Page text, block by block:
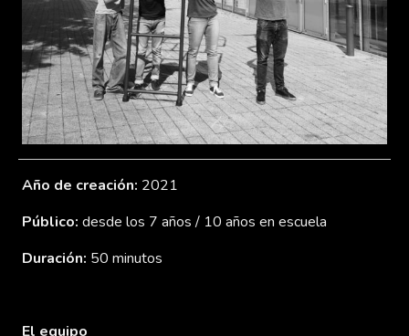
Año de creación: 2021
Público: desde los 7 años / 10 años en escuela
Duración: 50 minutos
El equipo